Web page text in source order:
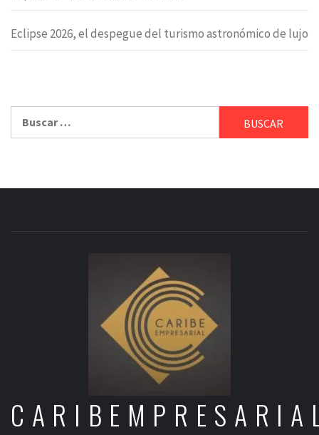
Eclipse 2026, el despegue del turismo astronómico de lujo